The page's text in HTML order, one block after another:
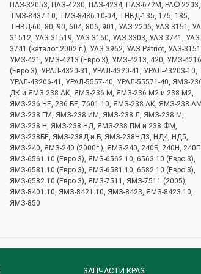
ПАЗ-32053, ПАЗ-4230, ПАЗ-4234, ПАЗ-672М, РАФ 2203,
ТМЗ-8437.10, ТМЗ-8486.10-04, ТНВД-135, 175, 185,
ТНВД-60, 80, 90, 604, 806, 901, УАЗ 2206, УАЗ 3151,
31512, УАЗ 31519, УАЗ 3160, УАЗ 3303, УАЗ 3741, УАЗ
3741 (каталог 2002 г.), УАЗ 3962, УАЗ Patriot, УАЗ-
УМЗ-421, УМЗ-4213 (Евро 3), УМЗ-4213, 420, УМЗ-4216
(Евро 3), УРАЛ-4320-31, УРАЛ-4320-41, УРАЛ-43203-10,
УРАЛ-43206-41, УРАЛ-5557-40, УРАЛ-55571-40, ЯМЗ-
ДК и ЯМЗ 238 АК, ЯМЗ-236 М, ЯМЗ-236 М2 и 238 М2,
ЯМЗ-236 НЕ, 236 БЕ, 7601.10, ЯМЗ-238 АК, ЯМЗ-238
ЯМЗ-238 ГМ, ЯМЗ-238 ИМ, ЯМЗ-238 Л, ЯМЗ-238 М,
ЯМЗ-238 Н, ЯМЗ-238 НД, ЯМЗ-238 ПМ и 238 ФМ,
ЯМЗ-238БЕ, ЯМЗ-238Д и Б, ЯМЗ-238НД3, НД4, НД5,
ЯМЗ-240, ЯМЗ-240 (2000г.), ЯМЗ-240, 240Б, 240Н,
ЯМЗ-6561.10 (Евро 3), ЯМЗ-6562.10, 6563.10 (Евро 3),
ЯМЗ-6581.10 (Евро 3), ЯМЗ-6581.10, 6582.10 (Евро 3),
ЯМЗ-6582.10 (Евро 3), ЯМЗ-7511, ЯМЗ-7511 (2005),
ЯМЗ-8401.10, ЯМЗ-8421.10, ЯМЗ-8423, ЯМЗ-8423.10,
ЯМЗ-850
ЗАПЧАСТИ КРАЗ